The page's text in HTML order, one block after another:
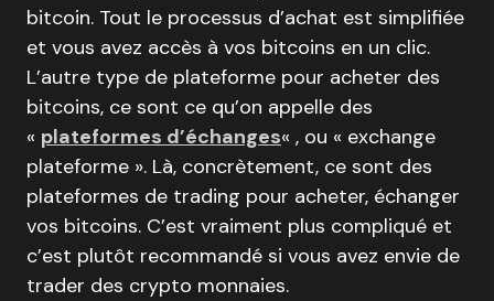
bitcoin. Tout le processus d’achat est simplifiée
et vous avez accès à vos bitcoins en un clic.
L’autre type de plateforme pour acheter des
bitcoins, ce sont ce qu’on appelle des
« plateformes d’échanges« , ou « exchange
plateforme ». Là, concrètement, ce sont des
plateformes de trading pour acheter, échanger
vos bitcoins. C’est vraiment plus compliqué et
c’est plutôt recommandé si vous avez envie de
trader des crypto monnaies.